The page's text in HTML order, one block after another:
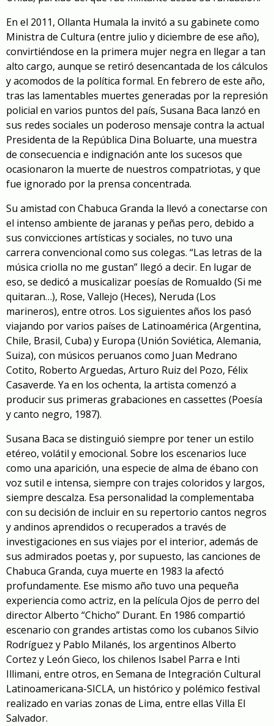
En el 2011, Ollanta Humala la invitó a su gabinete como
Ministra de Cultura (entre julio y diciembre de ese año),
convirtiéndose en la primera mujer negra en llegar a tan
alto cargo, aunque se retiró desencantada de los cálculos
y acomodos de la política formal. En febrero de este año,
tras las lamentables muertes generadas por la represión
policial en varios puntos del país, Susana Baca lanzó en
sus redes sociales un poderoso mensaje contra la actual
Presidenta de la República Dina Boluarte, una muestra
de consecuencia e indignación ante los sucesos que
ocasionaron la muerte de nuestros compatriotas, y que
fue ignorado por la prensa concentrada.
Su amistad con Chabuca Granda la llevó a conectarse con
el intenso ambiente de jaranas y peñas pero, debido a
sus convicciones artísticas y sociales, no tuvo una
carrera convencional como sus colegas. “Las letras de la
música criolla no me gustan” llegó a decir. En lugar de
eso, se dedicó a musicalizar poesías de Romualdo (Si me
quitaran…), Rose, Vallejo (Heces), Neruda (Los
marineros), entre otros. Los siguientes años los pasó
viajando por varios países de Latinoamérica (Argentina,
Chile, Brasil, Cuba) y Europa (Unión Soviética, Alemania,
Suiza), con músicos peruanos como Juan Medrano
Cotito, Roberto Arguedas, Arturo Ruiz del Pozo, Félix
Casaverde. Ya en los ochenta, la artista comenzó a
producir sus primeras grabaciones en cassettes (Poesía
y canto negro, 1987).
Susana Baca se distinguió siempre por tener un estilo
etéreo, volátil y emocional. Sobre los escenarios luce
como una aparición, una especie de alma de ébano con
voz sutil e intensa, siempre con trajes coloridos y largos,
siempre descalza. Esa personalidad la complementaba
con su decisión de incluir en su repertorio cantos negros
y andinos aprendidos o recuperados a través de
investigaciones en sus viajes por el interior, además de
sus admirados poetas y, por supuesto, las canciones de
Chabuca Granda, cuya muerte en 1983 la afectó
profundamente. Ese mismo año tuvo una pequeña
experiencia como actriz, en la película Ojos de perro del
director Alberto “Chicho” Durant. En 1986 compartió
escenario con grandes artistas como los cubanos Silvio
Rodríguez y Pablo Milanés, los argentinos Alberto
Cortez y León Gieco, los chilenos Isabel Parra e Inti
Illimani, entre otros, en Semana de Integración Cultural
Latinoamericana-SICLA, un histórico y polémico festival
realizado en varias zonas de Lima, entre ellas Villa El
Salvador.